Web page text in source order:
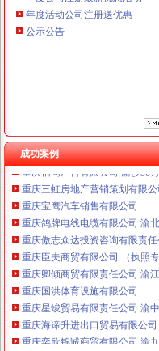
年度活动公司注册送优惠
公示公告
成功案例
重庆鸽牌电线电缆有限公司 渝
重庆傲志众达投资咨询有限责
重庆海谛升进出口贸易有限公
重庆奕欣锦诚商贸有限公司 渝九
重庆信同广告有限公司 渝沙50
重庆三虹房地产营销策划有限
重庆宝鹰汽车销售有限公司
重庆鸽牌电线电缆有限公司 渝北
重庆傲志众达投资咨询有限责任
重庆臣夫商贸有限公司 （执照专
重庆卿倾商贸有限责任公司 渝江
重庆国洪体育设施有限公司
重庆星竣贸易有限责任公司 渝中
重庆海谛升进出口贸易有限公司
重庆奕欣锦诚商贸有限公司 渝九
重庆信同广告有限公司 渝沙50